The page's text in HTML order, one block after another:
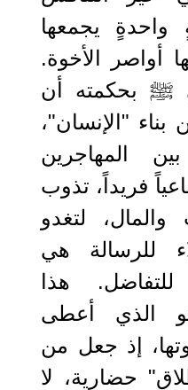
واحدةٍ يجمعها
أواصر الأخوة.
ﷺ بحكمته أن
بناء "الإنسان"،
المهاجرين
فريداً، تذوب
لتغدو
للرسالة هي
للتفاضل. هذا
الذي أعطى
إذ جعل من
حضارية، لا